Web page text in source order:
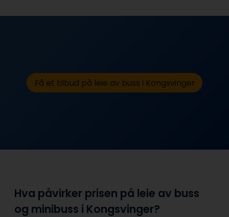
Få et tilbud på leie av buss i Kongsvinger
Hva påvirker prisen på leie av buss
og minibuss i Kongsvinger?